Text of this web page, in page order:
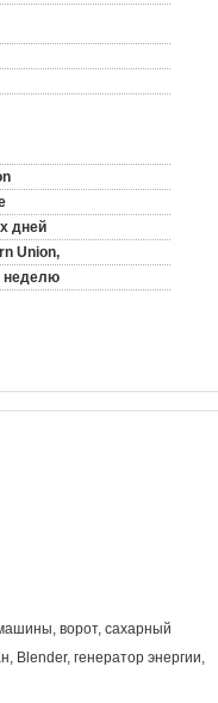
дней
Union,
неделю
ворот, сахарный
Blender, генератор энергии,